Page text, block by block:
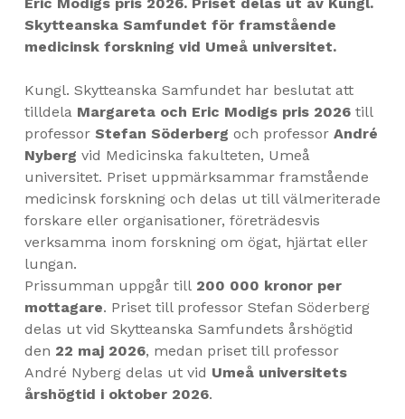
Skytteanska Samfundet för framstående
medicinsk forskning vid Umeå universitet.
Kungl. Skytteanska Samfundet har beslutat att
tilldela Margareta och Eric Modigs pris 2026till
professor Stefan Söderberg och professor André
Nyberg vid Medicinska fakulteten, Umeå
universitet. Priset uppmärksammar framstående
medicinsk forskning och delas ut till välmeriterade
forskare eller organisationer, företrädesvis
verksamma inom forskning om ögat, hjärtat eller
lungan.
Prissumman uppgår till 200 000 kronor per
mottagare. Priset till professor Stefan Söderberg
delas ut vid Skytteanska Samfundets årshögtid
den 22 maj 2026, medan priset till professor
André Nyberg delas ut vid Umeå universitets
årshögtid i oktober 2026.